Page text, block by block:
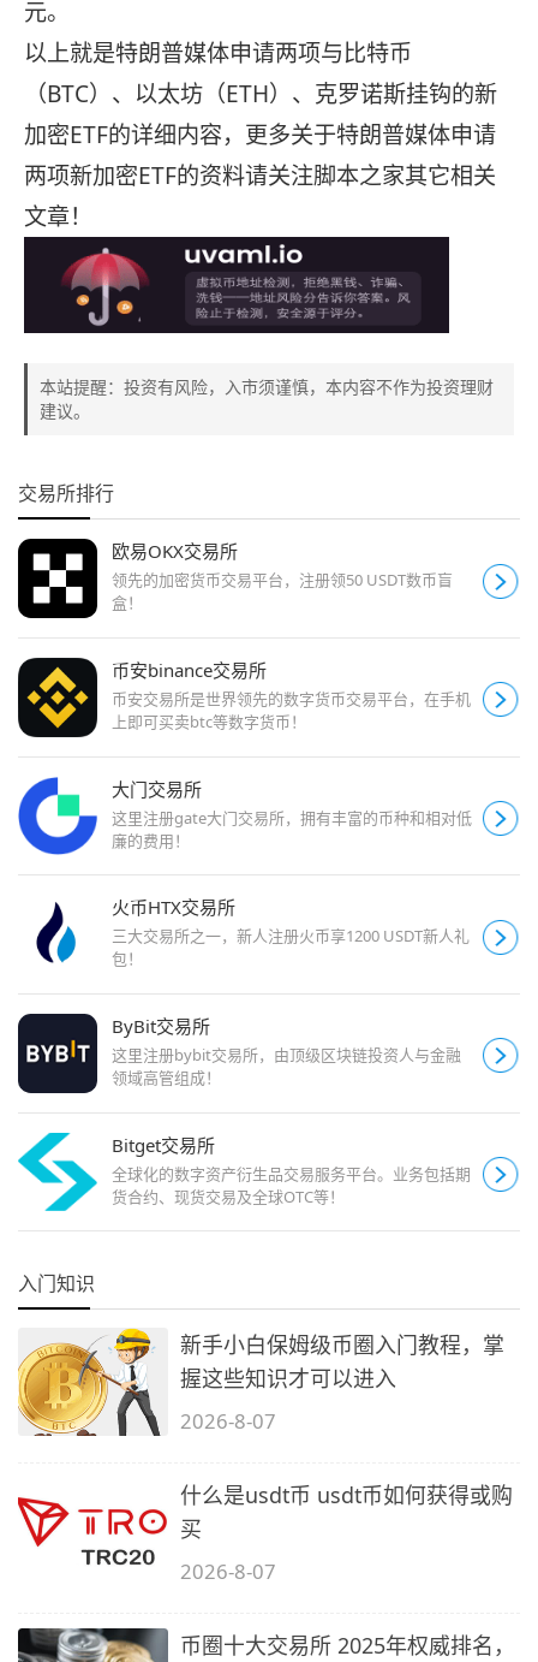
元。
以上就是特朗普媒体申请两项与比特币
（BTC）、以太坊（ETH）、克罗诺斯挂钩的新
加密ETF的详细内容，更多关于特朗普媒体申请
两项新加密ETF的资料请关注脚本之家其它相关
文章！
本站提醒：投资有风险，入市须谨慎，本内容不作为投资理财
建议。
交易所排行
欧易OKX交易所
领先的加密货币交易平台，注册领50 USDT数币盲
盒！
币安binance交易所
币安交易所是世界领先的数字货币交易平台，在手机
上即可买卖btc等数字货币！
大门交易所
这里注册gate大门交易所，拥有丰富的币种和相对低
廉的费用！
火币HTX交易所
三大交易所之一，新人注册火币享1200 USDT新人礼
包！
ByBit交易所
这里注册bybit交易所，由顶级区块链投资人与金融
领域高管组成！
Bitget交易所
全球化的数字资产衍生品交易服务平台。业务包括期
货合约、现货交易及全球OTC等！
入门知识
新手小白保姆级币圈入门教程，掌
握这些知识才可以进入
2026-8-07
什么是usdt币 usdt币如何获得或购
买
2026-8-07
币圈十大交易所 2025年权威排名，